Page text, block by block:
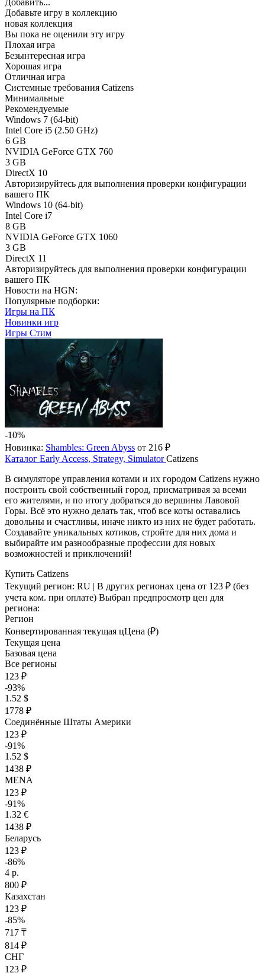
Добавить...
Добавьте игру в коллекцию
новая коллекция
Вы пока не оценили эту игру
Плохая игра
Безынтересная игра
Хорошая игра
Отличная игра
Системные требования Catizens
Минимальные
Рекомендуемые
Windows 7 (64-bit)
Intel Core i5 (2.50 GHz)
6 GB
NVIDIA GeForce GTX 760
3 GB
DirectX 10
Авторизируйтесь для выполнения проверки конфигурации
вашего ПК
Windows 10 (64-bit)
Intel Core i7
8 GB
NVIDIA GeForce GTX 1060
3 GB
DirectX 11
Авторизируйтесь для выполнения проверки конфигурации
вашего ПК
Новости на HGN:
Популярные подборки:
Игры на ПК
Новинки игр
Игры Стим
-10%
Новинка: Shambles: Green Abyss от 216 ₽
Каталог Early Access, Strategy, Simulator Catizens
В симуляторе управления котами и их городом Catizens нужно
построить свой собственный город, присматривая за всеми
его жителями, и по итогу добраться до вершины Лавовой
Горы. Всё это нужно делать так, чтоб все коты оставались
довольны и счастливы, иначе никто из них не будет работать.
Создавайте уникальных котиков, стройте для них дома и
выбирайте им разнообразные профессии для новых
возможностей и приключений!
Купить Catizens
Текущий регион: RU | В других регионах цена от 123 ₽ (без
учета ком. при оплате) Выбран предпросмотр цен для
региона:
Регион
Конвертированная текущая цЦена (₽)
Текущая цена
Базовая цена
Все регионы
123 ₽
-93%
1.52 $
1778 ₽
Соединённые Штаты Америки
123 ₽
-91%
1.52 $
1438 ₽
MENA
123 ₽
-91%
1.32 €
1438 ₽
Беларусь
123 ₽
-86%
4 р.
800 ₽
Казахстан
123 ₽
-85%
717 ₸
814 ₽
СНГ
123 ₽